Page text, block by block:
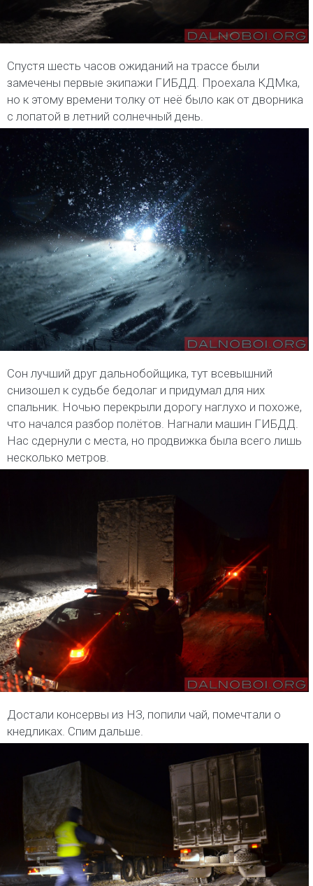
Спустя шесть часов ожиданий на трассе были
замечены первые экипажи ГИБДД. Проехала КДМка,
но к этому времени толку от неё было как от дворника
с лопатой в летний солнечный день.
Сон лучший друг дальнобойщика, тут всевышний
снизошел к судьбе бедолаг и придумал для них
спальник. Ночью перекрыли дорогу наглухо и похоже,
что начался разбор полётов. Нагнали машин ГИБДД.
Нас сдернули с места, но продвижка была всего лишь
несколько метров.
Достали консервы из НЗ, попили чай, помечтали о
кнедликах. Спим дальше.